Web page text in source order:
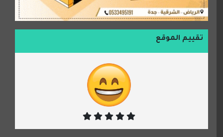
تقييم الموقع